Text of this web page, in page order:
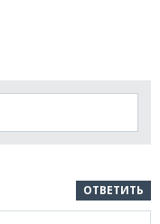
ОТВЕТИТЬ